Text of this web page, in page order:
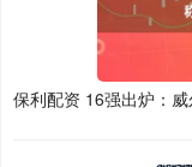
保利配资 16强出炉：